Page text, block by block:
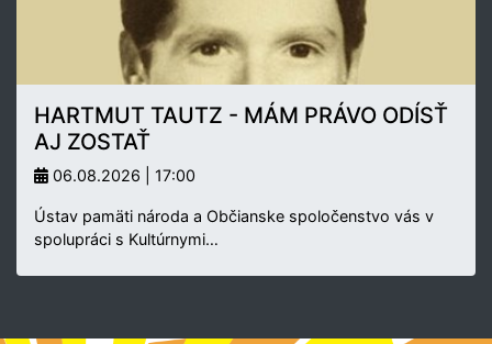
HARTMUT TAUTZ - MÁM PRÁVO ODÍSŤ
AJ ZOSTAŤ
06.08.2026 | 17:00
Ústav pamäti národa a Občianske spoločenstvo vás v
spolupráci s Kultúrnymi…